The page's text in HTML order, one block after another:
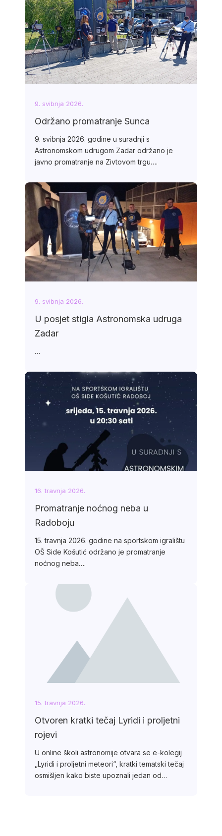
9. svibnja 2026.
Održano promatranje Sunca
9. svibnja 2026. godine u suradnji s
Astronomskom udrugom Zadar održano je
javno promatranje na Zivtovom trgu….
9. svibnja 2026.
U posjet stigla Astronomska udruga
Zadar
…
16. travnja 2026.
Promatranje noćnog neba u
Radoboju
15. travnja 2026. godine na sportskom igralištu
OŠ Side Košutić održano je promatranje
noćnog neba….
15. travnja 2026.
Otvoren kratki tečaj Lyridi i proljetni
rojevi
U online školi astronomije otvara se e-kolegij
„Lyridi i proljetni meteori“, kratki tematski tečaj
osmišljen kako biste upoznali jedan od…